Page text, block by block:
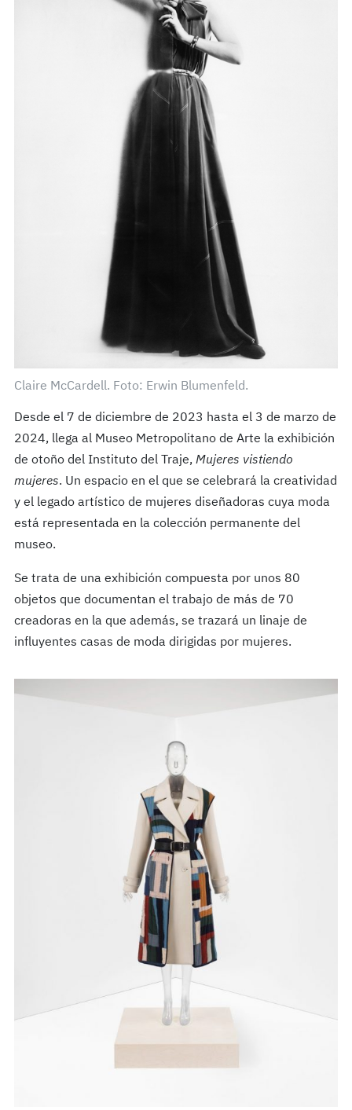
Claire McCardell. Foto: Erwin Blumenfeld.
Desde el 7 de diciembre de 2023 hasta el 3 de marzo de
2024, llega al Museo Metropolitano de Arte la exhibición
de otoño del Instituto del Traje, Mujeres vistiendo
mujeres. Un espacio en el que se celebrará la creatividad
y el legado artístico de mujeres diseñadoras cuya moda
está representada en la colección permanente del
museo.
Se trata de una exhibición compuesta por unos 80
objetos que documentan el trabajo de más de 70
creadoras en la que además, se trazará un linaje de
influyentes casas de moda dirigidas por mujeres.